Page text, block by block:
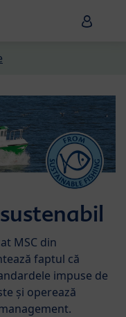
HiPP
MSC din
faptul că
impuse de
și operează